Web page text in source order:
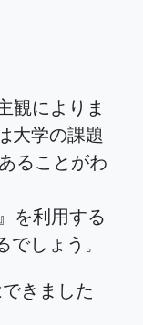
観によりま
大学の課題
ることがわ
を利用する
しょう。
きました